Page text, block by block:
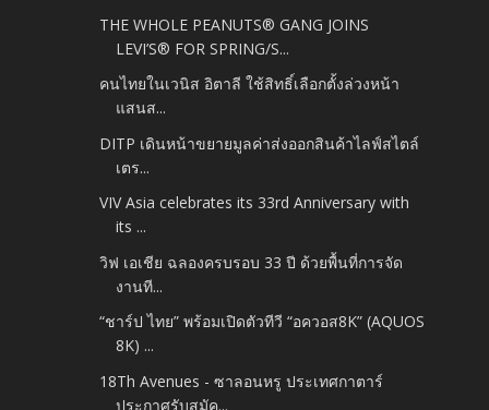
THE WHOLE PEANUTS® GANG JOINS
LEVI’S® FOR SPRING/S...
คนไทยในเวนิส อิตาลี ใช้สิทธิ์เลือกตั้งล่วงหน้า
แสนส...
DITP เดินหน้าขยายมูลค่าส่งออกสินค้าไลฟ์สไตล์
เตร...
VIV Asia celebrates its 33rd Anniversary with
its ...
วิฟ เอเชีย ฉลองครบรอบ 33 ปี ด้วยพื้นที่การจัด
งานที...
“ชาร์ป ไทย” พร้อมเปิดตัวทีวี “อควอส8K” (AQUOS
8K) ...
18Th Avenues - ซาลอนหรู ประเทศกาตาร์
ประกาศรับสมัค...